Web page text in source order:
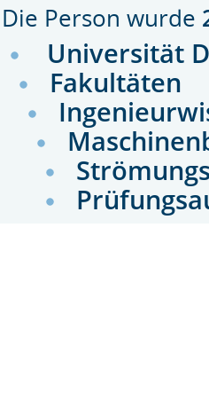
Die Person wurde
Universität
Fakultäten